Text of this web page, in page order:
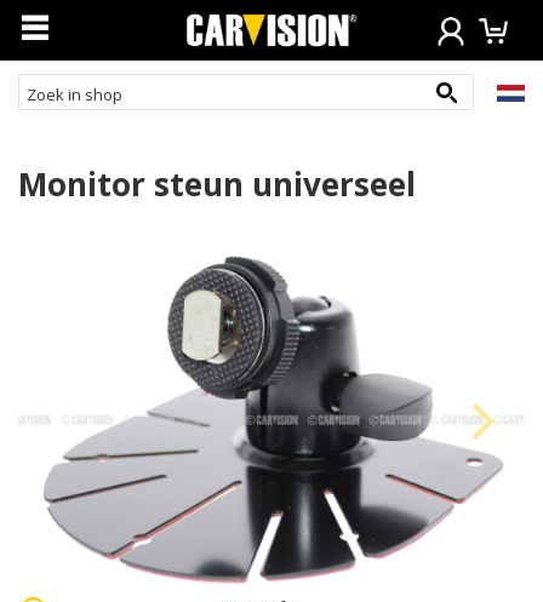
Monitor steun universeel